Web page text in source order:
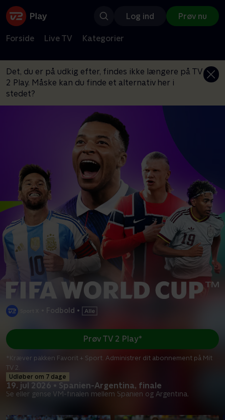
Log ind Prøv nu
Forside Live TV Kategorier
Det, du er på udkig efter, findes ikke længere på TV
2 Play. Måske kan du finde et alternativ her i
stedet?
Fodbold •
Udløber om 7 dage
19. jul 2026 • Spanien-Argentina, finale
Se eller gense VM-finalen mellem Spanien og Argentina.
Prøv TV 2 Play*
*Kræver pakken Favorit + Sport. Administrer dit abonnement på Mit
TV 2.